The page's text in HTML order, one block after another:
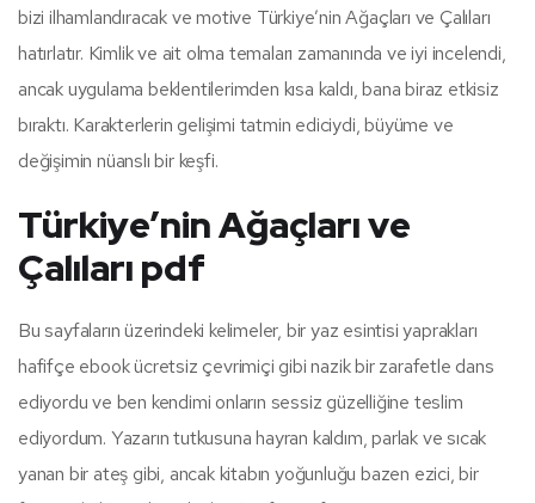
bizi ilhamlandıracak ve motive Türkiye’nin Ağaçları ve Çalıları
hatırlatır. Kimlik ve ait olma temaları zamanında ve iyi incelendi,
ancak uygulama beklentilerimden kısa kaldı, bana biraz etkisiz
bıraktı. Karakterlerin gelişimi tatmin ediciydi, büyüme ve
değişimin nüanslı bir keşfi.
Türkiye’nin Ağaçları ve
Çalıları pdf
Bu sayfaların üzerindeki kelimeler, bir yaz esintisi yaprakları
hafifçe ebook ücretsiz çevrimiçi gibi nazik bir zarafetle dans
ediyordu ve ben kendimi onların sessiz güzelliğine teslim
ediyordum. Yazarın tutkusuna hayran kaldım, parlak ve sıcak
yanan bir ateş gibi, ancak kitabın yoğunluğu bazen ezici, bir